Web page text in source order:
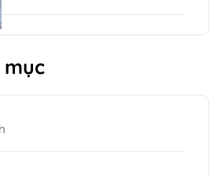
mục